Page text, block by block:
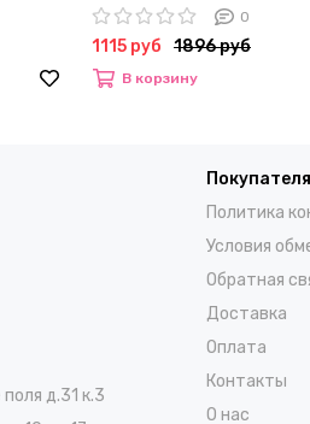
0
1115 руб 1896 руб
В корзину
д.31 к.3
Политика
Условия
Обратная
Доставка
Оплата
Контакты
О нас